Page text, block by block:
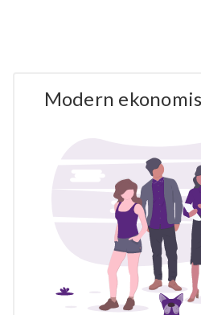
Modern